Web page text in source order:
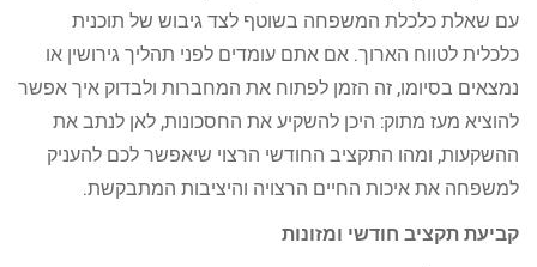
עם שאלת כלכלת המשפחה בשוטף לצד גיבוש של תוכנית
כלכלית לטווח הארוך. אם אתם עומדים לפני תהליך גירושין או
נמצאים בסיומו, זה הזמן לפתוח את המחברות ולבדוק איך אפשר
להוציא מעז מתוק: היכן להשקיע את החסכונות, לאן לנתב את
ההשקעות, ומהו התקציב החודשי הרצוי שיאפשר לכם להעניק
למשפחה את איכות החיים הרצויה והיציבות המתבקשת.
קביעת תקציב חודשי ומזונות